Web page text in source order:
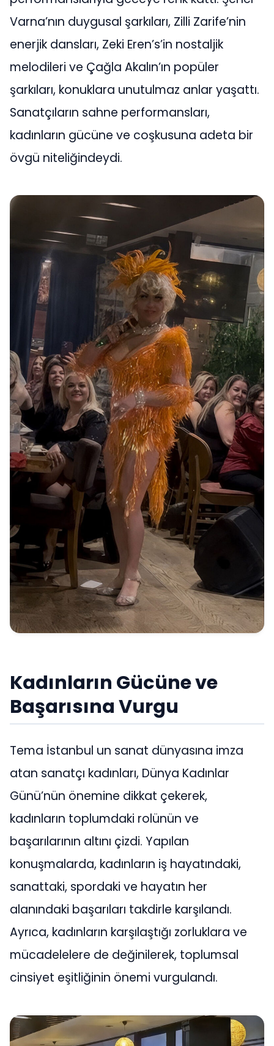
Varna’nın duygusal şarkıları, Zilli Zarife’nin
enerjik dansları, Zeki Eren’s’in nostaljik
melodileri ve Çağla Akalın’ın popüler
şarkıları, konuklara unutulmaz anlar yaşattı.
Sanatçıların sahne performansları,
kadınların gücüne ve coşkusuna adeta bir
övgü niteliğindeydi.
Kadınların Gücüne ve
Başarısına Vurgu
Tema İstanbul un sanat dünyasına imza
atan sanatçı kadınları, Dünya Kadınlar
Günü’nün önemine dikkat çekerek,
kadınların toplumdaki rolünün ve
başarılarının altını çizdi. Yapılan
konuşmalarda, kadınların iş hayatındaki,
sanattaki, spordaki ve hayatın her
alanındaki başarıları takdirle karşılandı.
Ayrıca, kadınların karşılaştığı zorluklara ve
mücadelelere de değinilerek, toplumsal
cinsiyet eşitliğinin önemi vurgulandı.